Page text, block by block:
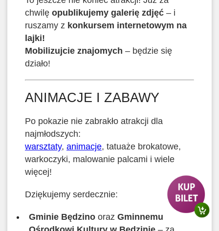
chwilę opublikujemy galerię zdjęć – i
ruszamy z konkursem internetowym na
lajki!
Mobilizujcie znajomych – będzie się
działo!
ANIMACJE I ZABAWY
Po pokazie nie zabrakło atrakcji dla
najmłodszych:
warsztaty, animacje, tatuaże brokatowe,
warkoczyki, malowanie palcami i wiele
więcej!
Dziękujemy serdecznie:
Gminie Będzino oraz Gminnemu